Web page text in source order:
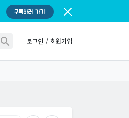
구독하러 가기
로그인 / 회원가입